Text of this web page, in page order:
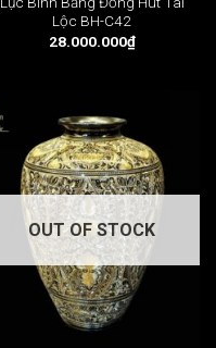
Lộc BH-C42
28.000.000₫
OUT OF STOCK